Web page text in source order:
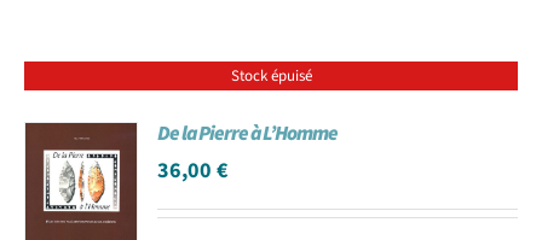
Stock épuisé
De la Pierre à L’Homme
36,00€